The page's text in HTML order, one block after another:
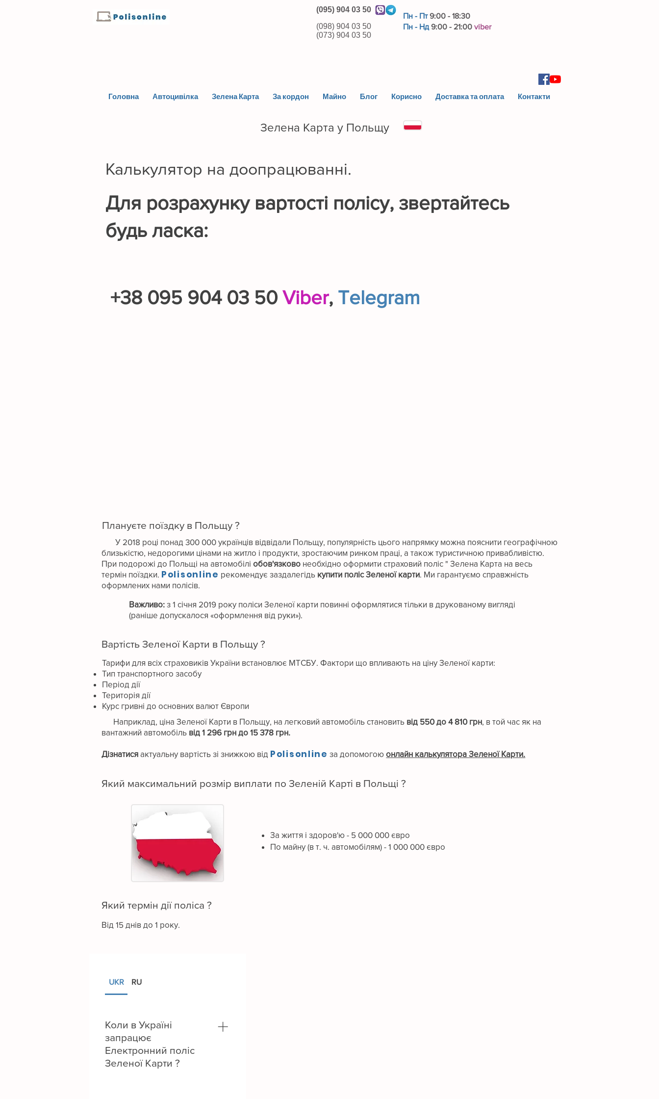
(095) 904 03 50
(098) 904 03 50
(073) 904 03 50
Пн - Пт9:00 - 18:30
Пн - Нд9:00 - 21:00 viber
Головна Автоцивілка Зелена Карта За кордон Майно Блог Корисно Доставка та оплата Контакти
Зелена Карта у Польщу
Калькулятор на доопрацюванні.
Для розрахунку вартості полісу, звертайтесь
будь ласка:
+38 095 904 03 50 Viber, Telegram
Плануєте поїздку в Польщу ?
У 2018 році понад 300 000 українців відвідали Польщу, популярність цього напрямку можна пояснити географічною
близькістю, недорогими цінами на житло і продукти, зростаючим ринком праці, а також туристичною привабливістю.
При подорожі до Польщі на автомобілі обов'язково необхідно оформити страховий поліс " Зелена Карта на весь
термін поїздки. Polisonline рекомендує заздалегідь купити поліс Зеленої карти. Ми гарантуємо справжність
оформлених нами полісів.
Важливо: з 1 січня 2019 року поліси Зеленої карти повинні оформлятися тільки в друкованому вигляді
(раніше допускалося «оформлення від руки»).
Вартість Зеленої Карти в Польщу ?
Тарифи для всіх страховиків України встановлює МТСБУ. Фактори що впливають на ціну Зеленої карти:
Тип транспортного засобу
Період дії
Територія дії
Курс гривні до основних валют Європи
Наприклад, ціна Зеленої Карти в Польщу, на легковий автомобіль становить від 550 до 4 810 грн, в той час як на
вантажний автомобіль від 1 296 грн до 15 378 грн.
Дізнатися актуальну вартість зі знижкою від Polisonlineза допомогоюонлайн калькулятора Зеленої Карти.
Який максимальний розмір виплати по Зеленій Карті в Польщі ?
За життя і здоров'ю - 5 000 000 євро
По майну (в т. ч. автомобілям) - 1 000 000 євро
Який термін дії поліса ?
Від 15 днів до 1 року.
UKR RU
Коли в Україні
запрацює
Електронний поліс
Зеленої Карти ?